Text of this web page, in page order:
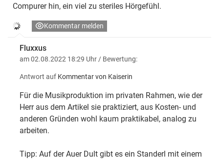
Compurer hin, ein viel zu steriles Hörgefühl.
Kommentar melden
Fluxxus
am 02.08.2022 18:29 Uhr / Bewertung:
Antwort auf Kommentar von Kaiserin
Für die Musikproduktion im privaten Rahmen, wie der
Herr aus dem Artikel sie praktiziert, aus Kosten- und
anderen Gründen wohl kaum praktikabel, analog zu
arbeiten.
Tipp: Auf der Auer Dult gibt es ein Standerl mit einem